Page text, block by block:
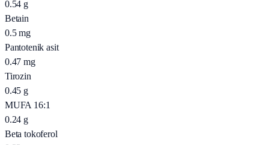
0.54 g
Betain
0.5 mg
Pantotenik asit
0.47 mg
Tirozin
0.45 g
MUFA 16:1
0.24 g
Beta tokoferol